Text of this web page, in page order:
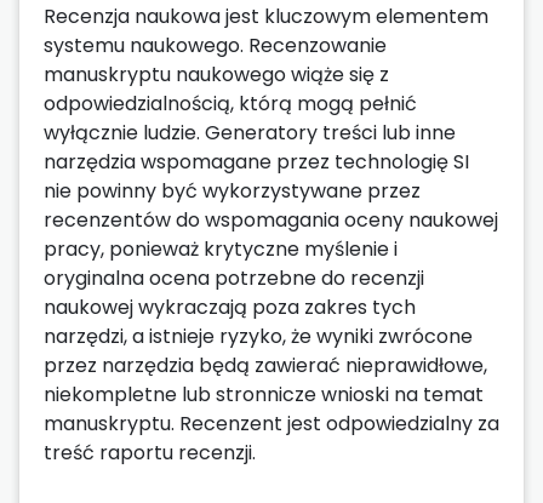
Recenzja naukowa jest kluczowym elementem
systemu naukowego. Recenzowanie
manuskryptu naukowego wiąże się z
odpowiedzialnością, którą mogą pełnić
wyłącznie ludzie. Generatory treści lub inne
narzędzia wspomagane przez technologię SI
nie powinny być wykorzystywane przez
recenzentów do wspomagania oceny naukowej
pracy, ponieważ krytyczne myślenie i
oryginalna ocena potrzebne do recenzji
naukowej wykraczają poza zakres tych
narzędzi, a istnieje ryzyko, że wyniki zwrócone
przez narzędzia będą zawierać nieprawidłowe,
niekompletne lub stronnicze wnioski na temat
manuskryptu. Recenzent jest odpowiedzialny za
treść raportu recenzji.